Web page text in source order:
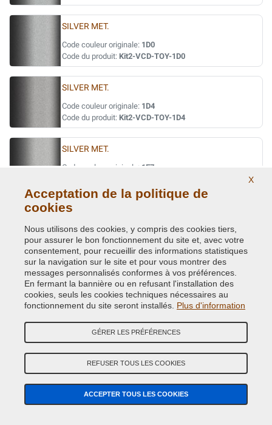
SILVER MET.
Code couleur originale: 1D0
Code du produit: Kit2-VCD-TOY-1D0
SILVER MET.
Code couleur originale: 1D4
Code du produit: Kit2-VCD-TOY-1D4
SILVER MET.
Code couleur originale: 1E7
SILVER MET.
Code couleur originale:1F7
Code du produit:Kit2-VCD-TOY-1F7
SILVER MET.
Code couleur originale:
1F8
Code du produit:
Kit2-VCD-TOY-1F8
SILVER MET. / TARO ( = TOY-147 )
Code couleur originale:8T7
Code du produit: Kit2-VCD-TOY-8T7
SILVER/SHIMMERING SILVER MET.
X
Acceptation de la politique de
cookies
Nous utilisons des cookies, y compris des cookies tiers,
pour assurer le bon fonctionnement du site et, avec votre
consentement, pour recueillir des informations statistiques
sur la navigation sur le site et pour vous montrer des
messages personnalisés conformes à vos préférences.
En fermant la bannière ou en refusant l'installation des
cookies, seuls les cookies techniques nécessaires au
fonctionnement du site seront installés. Plus d'information
GÉRER LES PRÉFÉRENCES
REFUSER TOUS LES COOKIES
ACCEPTER TOUS LES COOKIES